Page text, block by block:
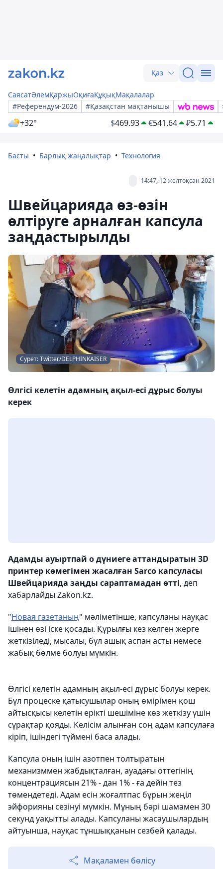
Қаз
СаясатӘлемҚаржыОқиғаҚұқықМақалалар
#Референдум-2026
#Қазақстан мақтанышы
+32° $469.93 €541.64 ₽5.71
Басты Барлық жаңалықтар Технология
14:47, 12 желтоқсан 2021
Швейцарияда өз-өзін
өлтіруге арналған капсула
заңдастырылды
Сурет: Twitter/DELPHINKAISER
Өлгісі келетін адамның ақыл-есі дұрыс болуы
керек
Адамды ауыртпай о дүниеге аттандыратын 3D
принтер көмегімен жасалған Sarco капсуласы
Швейцарияда заңды сараптамадан өтті, деп
хабарлайды Zakon.kz.
"Новая газетаның" мәліметінше, капсуланы науқас
ішінен өзі іске қосады. Құрылғы кез келген жерге
жеткізіледі, мысалы, бұл ашық аспан асты немесе
жабық бөлме болуы мүмкін.
Өлгісі келетін адамның ақыл-есі дұрыс болуы керек.
Бұл процеске қатысушылар оның өмірімен қош
айтысқысы келетін ерікті шешіміне көз жеткізу үшін
сұрақтар қояды. Келісім алынған соң адам капсулаға
кіріп, ішіндегі түймені баса алады.
Капсула оның ішін азотпен толтыратын
механизммен жабдықталған, ауадағы оттегінің
концентрациясын 21% - дан 1% - ға дейін тез
төмендетеді. Адам есін жоғалтпас бұрын жеңіл
эйфорияны сезінуі мүмкін. Мұның бәрі шамамен 30
секунд уақытты алады. Капсуланы жасаушылардың
айтуынша, науқас тұншыққанын сезбей қалады.
Мақаламен бөлісу